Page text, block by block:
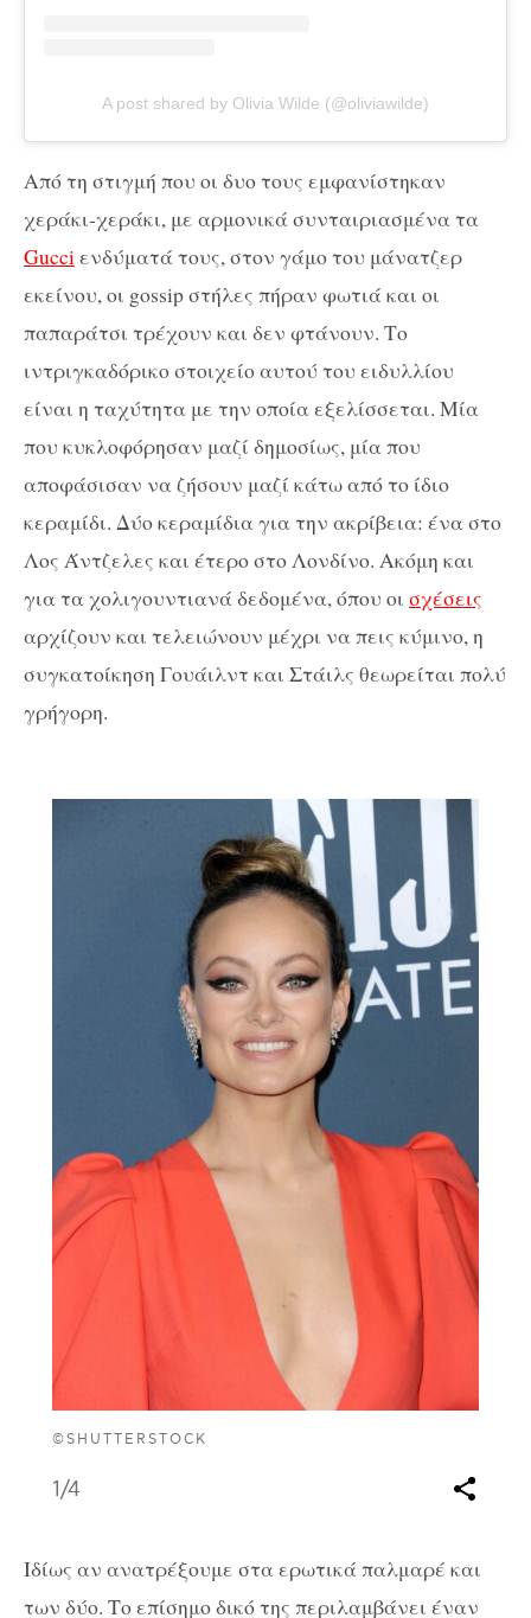
A post shared by Olivia Wilde (@oliviawilde)
Από τη στιγμή που οι δυο τους εμφανίστηκαν
χεράκι-χεράκι, με αρμονικά συνταιριασμένα τα
Gucciενδύματά τους, στον γάμο του μάνατζερ
εκείνου, οι gossip στήλες πήραν φωτιά και οι
παπαράτσι τρέχουν και δεν φτάνουν. Το
ιντριγκαδόρικο στοιχείο αυτού του ειδυλλίου
είναι η ταχύτητα με την οποία εξελίσσεται. Μία
που κυκλοφόρησαν μαζί δημοσίως, μία που
αποφάσισαν να ζήσουν μαζί κάτω από το ίδιο
κεραμίδι. Δύο κεραμίδια για την ακρίβεια: ένα στο
Λος Άντζελες και έτερο στο Λονδίνο. Ακόμη και
για τα χολιγουντιανά δεδομένα, όπου οι σχέσεις
αρχίζουν και τελειώνουν μέχρι να πεις κύμινο, η
συγκατοίκηση Γουάιλντ και Στάιλς θεωρείται πολύ
γρήγορη.
©SHUTTERSTOCK
1/4
Ιδίως αν ανατρέξουμε στα ερωτικά παλμαρέ και
των δύο. Το επίσημο δικό της περιλαμβάνει έναν